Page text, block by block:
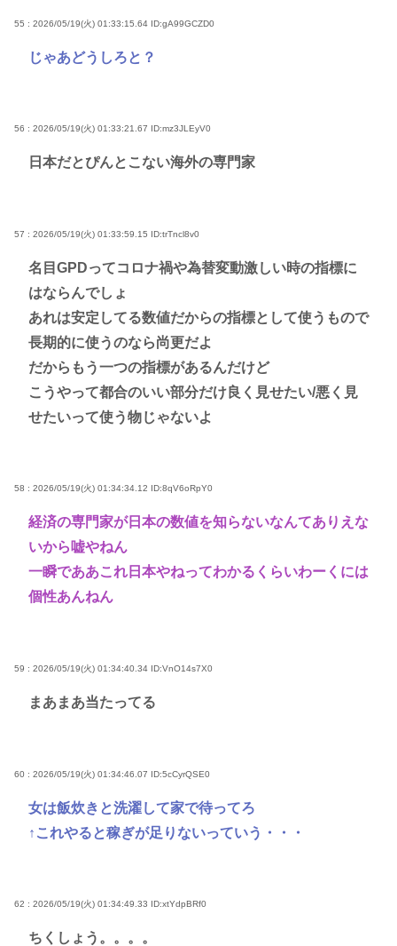
55 : 2026/05/19(火) 01:33:15.64 ID:gA99GCZD0
じゃあどうしろと？
56 : 2026/05/19(火) 01:33:21.67 ID:mz3JLEyV0
日本だとぴんとこない海外の専門家
57 : 2026/05/19(火) 01:33:59.15 ID:trTncl8v0
名目GPDってコロナ禍や為替変動激しい時の指標に
はならんでしょ
あれは安定してる数値だからの指標として使うもので
長期的に使うのなら尚更だよ
だからもう一つの指標があるんだけど
こうやって都合のいい部分だけ良く見せたい/悪く見
せたいって使う物じゃないよ
58 : 2026/05/19(火) 01:34:34.12 ID:8qV6oRpY0
経済の専門家が日本の数値を知らないなんてありえな
いから嘘やねん
一瞬でああこれ日本やねってわかるくらいわーくには
個性あんねん
59 : 2026/05/19(火) 01:34:40.34 ID:VnO14s7X0
まあまあ当たってる
60 : 2026/05/19(火) 01:34:46.07 ID:5cCyrQSE0
女は飯炊きと洗濯して家で待ってろ
↑これやると稼ぎが足りないっていう・・・
62 : 2026/05/19(火) 01:34:49.33 ID:xtYdpBRf0
ちくしょう。。。。